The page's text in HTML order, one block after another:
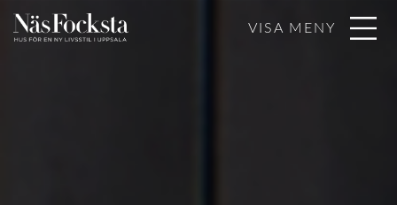
VISA MENY